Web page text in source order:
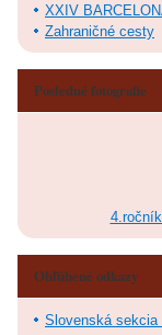
XXIV
Zahraničné cesty
Posledné fotografie
Obľúbené odkazy
Slovenská sekcia